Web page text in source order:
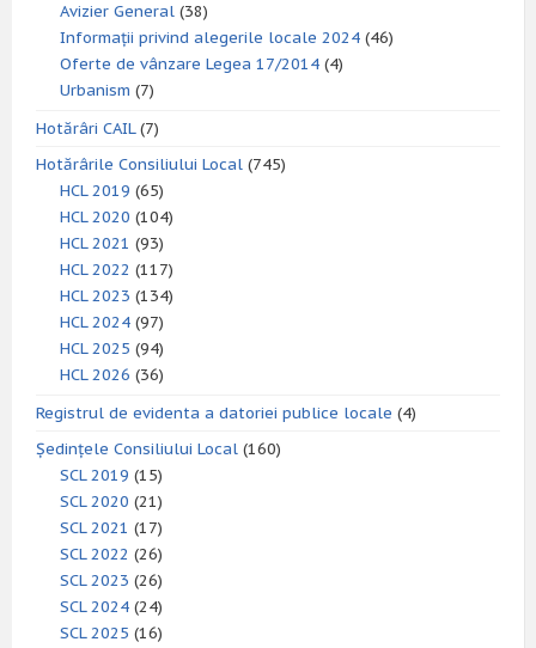
Avizier General (38)
Informații privind alegerile locale 2024 (46)
Oferte de vânzare Legea 17/2014 (4)
Urbanism (7)
Hotărâri CAIL(7)
Hotărârile Consiliului Local (745)
HCL 2019 (65)
HCL 2020 (104)
HCL 2021 (93)
HCL 2022 (117)
HCL 2023 (134)
HCL 2024 (97)
HCL 2025 (94)
HCL 2026 (36)
Registrul de evidenta a datoriei publice locale (4)
Ședințele Consiliului Local (160)
SCL 2019 (15)
SCL 2020 (21)
SCL 2021 (17)
SCL 2022 (26)
SCL 2023 (26)
SCL 2024 (24)
SCL 2025 (16)